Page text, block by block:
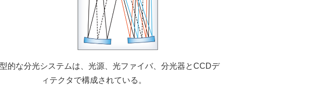
的な分光システムは、光源、光ファイバ、分光器とCCDデ
ィテクタで構成されている。